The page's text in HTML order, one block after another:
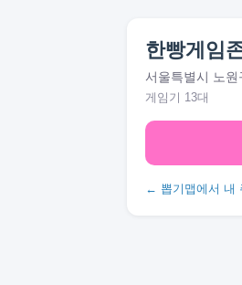
한빵게임
서울특별시 노
게임기 13대
← 뽑기맵에서 내